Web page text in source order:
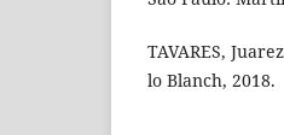
TAVARES,
lo Blanch, 2018.